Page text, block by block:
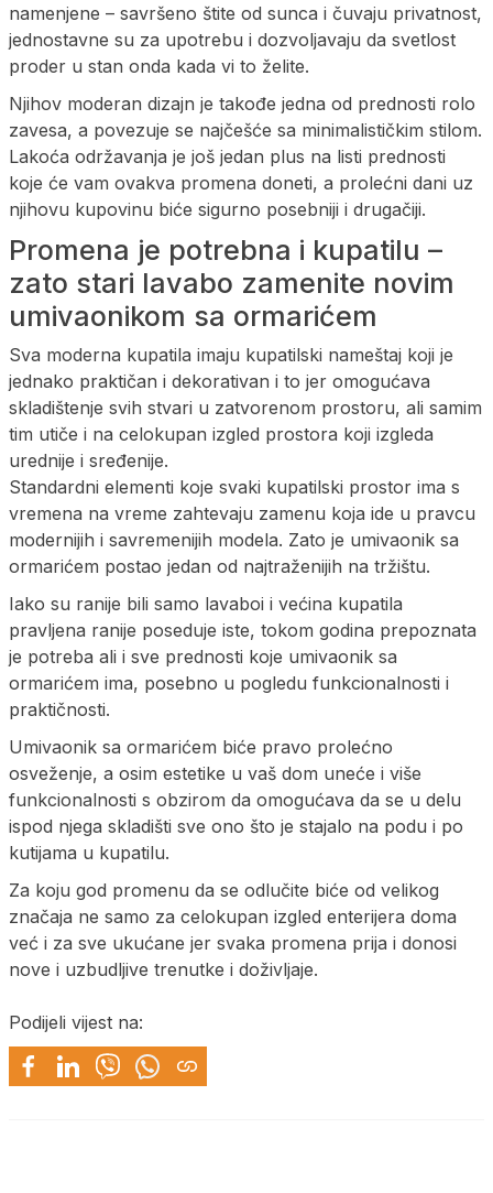
namenjene – savršeno štite od sunca i čuvaju privatnost,
jednostavne su za upotrebu i dozvoljavaju da svetlost
proder u stan onda kada vi to želite.
Njihov moderan dizajn je takođe jedna od prednosti rolo
zavesa, a povezuje se najčešće sa minimalističkim stilom.
Lakoća održavanja je još jedan plus na listi prednosti
koje će vam ovakva promena doneti, a prolećni dani uz
njihovu kupovinu biće sigurno posebniji i drugačiji.
Promena je potrebna i kupatilu –
zato stari lavabo zamenite novim
umivaonikom sa ormarićem
Sva moderna kupatila imaju kupatilski nameštaj koji je
jednako praktičan i dekorativan i to jer omogućava
skladištenje svih stvari u zatvorenom prostoru, ali samim
tim utiče i na celokupan izgled prostora koji izgleda
urednije i sređenije.
Standardni elementi koje svaki kupatilski prostor ima s
vremena na vreme zahtevaju zamenu koja ide u pravcu
modernijih i savremenijih modela. Zato je umivaonik sa
ormarićem postao jedan od najtraženijih na tržištu.
Iako su ranije bili samo lavaboi i većina kupatila
pravljena ranije poseduje iste, tokom godina prepoznata
je potreba ali i sve prednosti koje umivaonik sa
ormarićem ima, posebno u pogledu funkcionalnosti i
praktičnosti.
Umivaonik sa ormarićem biće pravo prolećno
osveženje, a osim estetike u vaš dom uneće i više
funkcionalnosti s obzirom da omogućava da se u delu
ispod njega skladišti sve ono što je stajalo na podu i po
kutijama u kupatilu.
Za koju god promenu da se odlučite biće od velikog
značaja ne samo za celokupan izgled enterijera doma
već i za sve ukućane jer svaka promena prija i donosi
nove i uzbudljive trenutke i doživljaje.
Podijeli vijest na: